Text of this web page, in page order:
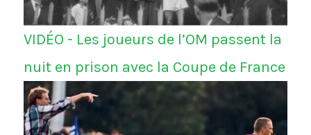
VIDÉO - Les joueurs de l’OM passent la
nuit en prison avec la Coupe de France